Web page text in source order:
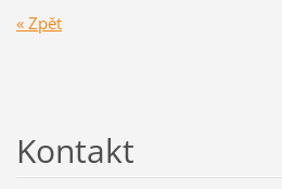
« Zpět
Kontakt